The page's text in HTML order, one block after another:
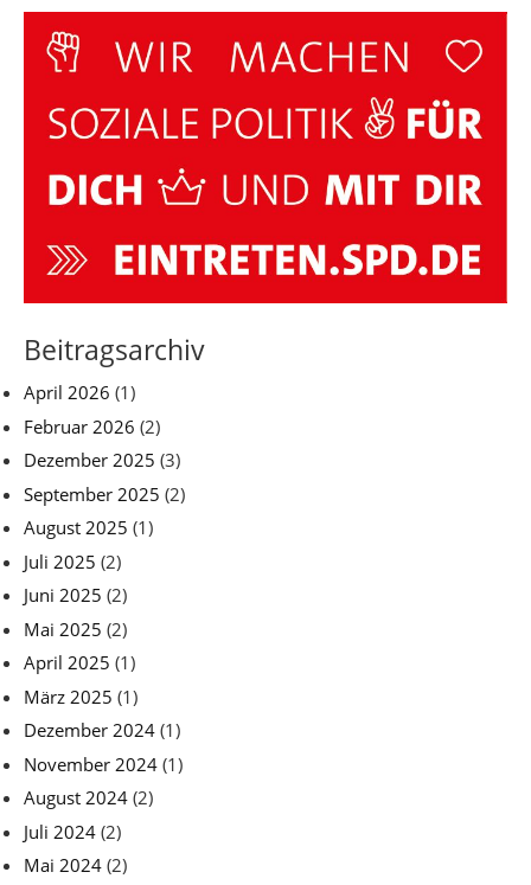
Beitragsarchiv
April 2026 (1)
Februar 2026 (2)
Dezember 2025 (3)
September 2025 (2)
August 2025 (1)
Juli 2025 (2)
Juni 2025 (2)
Mai 2025 (2)
April 2025 (1)
März 2025 (1)
Dezember 2024 (1)
November 2024 (1)
August 2024 (2)
Juli 2024 (2)
Mai 2024 (2)